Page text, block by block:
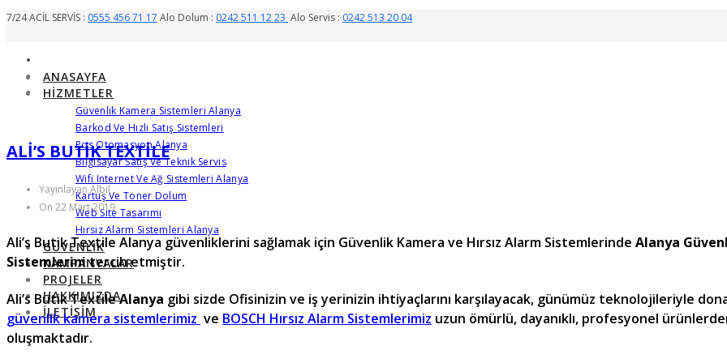
7/24 ACİL SERVİS : 0555 456 71 17 Alo Dolum : 0242 511 12 23 Alo Servis : 0242 513 20 04
ANASAYFA
HIZMETLER
Güvenlik Kamera Sistemleri Alanya
Barkod Ve Hızlı Satış Sistemleri
Pos Otomasyon Alanya
Bilgisayar Satış Ve Teknik Servis
Wifi Internet Ve Ağ Sistemleri Alanya
Kartuş Ve Toner Dolum
Web Site Tasarımı
Hırsız Alarm Sistemleri Alanya
GÜVENLIK
KAMPANYALAR
PROJELER
HAKKIMIZDA
İLETIŞIM
ALI’S BUTIK TEXTILE
Yayınlayan Albil
On 22 Mart 2019
Ali’s Butik Textile Alanya güvenliklerini sağlamak için Güvenlik Kamera ve Hırsız Alarm Sistemlerinde Alanya
Sistemlerinitercih etmiştir.
Ali’s Butik TextileAlanya gibi sizde Ofisinizin ve iş yerinizin ihtiyaçlarını karşılayacak, günümüz teknolojileriyle
güvenlik kamera sistemlerimiz ve BOSCH Hırsız Alarm Sistemlerimiz uzun ömürlü, dayanıklı, profesyonel
oluşmaktadır.